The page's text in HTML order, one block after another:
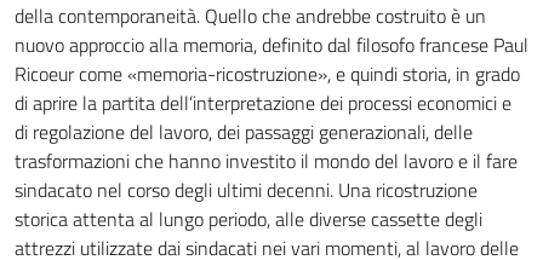
della contemporaneità. Quello che andrebbe costruito è un
nuovo approccio alla memoria, definito dal filosofo francese Paul
Ricoeur come «memoria-ricostruzione», e quindi storia, in grado
di aprire la partita dell’interpretazione dei processi economici e
di regolazione del lavoro, dei passaggi generazionali, delle
trasformazioni che hanno investito il mondo del lavoro e il fare
sindacato nel corso degli ultimi decenni. Una ricostruzione
storica attenta al lungo periodo, alle diverse cassette degli
attrezzi utilizzate dai sindacati nei vari momenti, al lavoro delle